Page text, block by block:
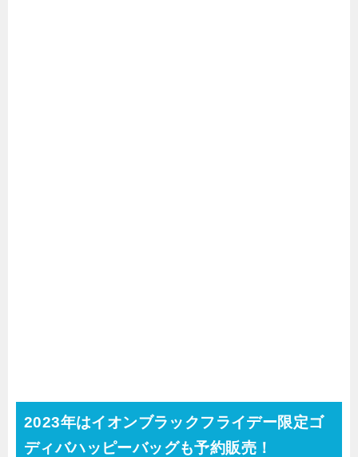
2023年はイオンブラックフライデー限定ゴ
ディバハッピーバッグも予約販売！